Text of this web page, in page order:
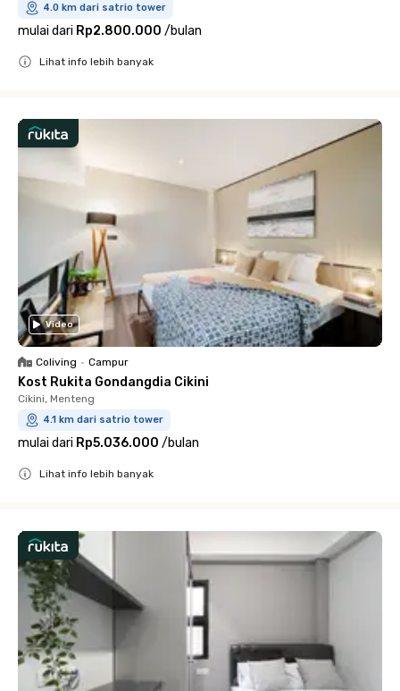
4.0 km dari satrio tower
mulai dari Rp2.800.000 /bulan
Lihat info lebih banyak
Video
Coliving • Campur
Kost Rukita Gondangdia Cikini
Cikini, Menteng
4.1 km dari satrio tower
mulai dari Rp5.036.000 /bulan
Lihat info lebih banyak